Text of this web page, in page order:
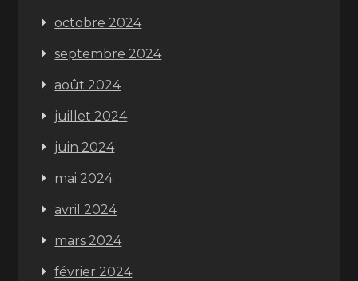
octobre 2024
septembre 2024
août 2024
juillet 2024
juin 2024
mai 2024
avril 2024
mars 2024
février 2024